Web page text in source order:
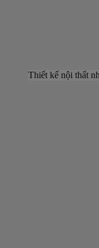
Thiết kế nội thất